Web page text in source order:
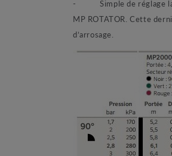
- Simple de réglage
MP ROTATOR. Cette
d’arrosage.